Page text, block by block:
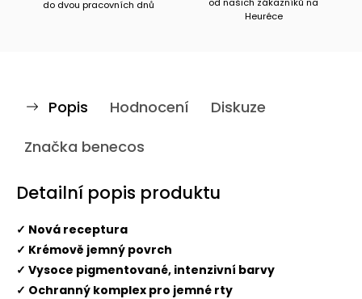
do dvou pracovních dnů
Heuréce
Popis Hodnocení
Diskuze
Značka benecos
Detailní popis produktu
✓ Nová receptura
✓ Krémově jemný povrch
✓ Vysoce pigmentované, intenzivní barvy
✓ Ochranný komplex pro jemné rty